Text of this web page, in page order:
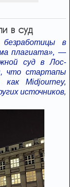
в суд
в
плагиата», —
суд в Лос-
что стартапы
как Midjourney,
источников,